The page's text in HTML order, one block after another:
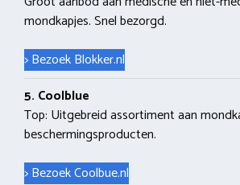
mondkapjes. Snel bezorgd.
> Bezoek Blokker.nl
5. Coolblue
Top: Uitgebreid assortiment aan
beschermingsproducten.
> Bezoek Coolbue.nl